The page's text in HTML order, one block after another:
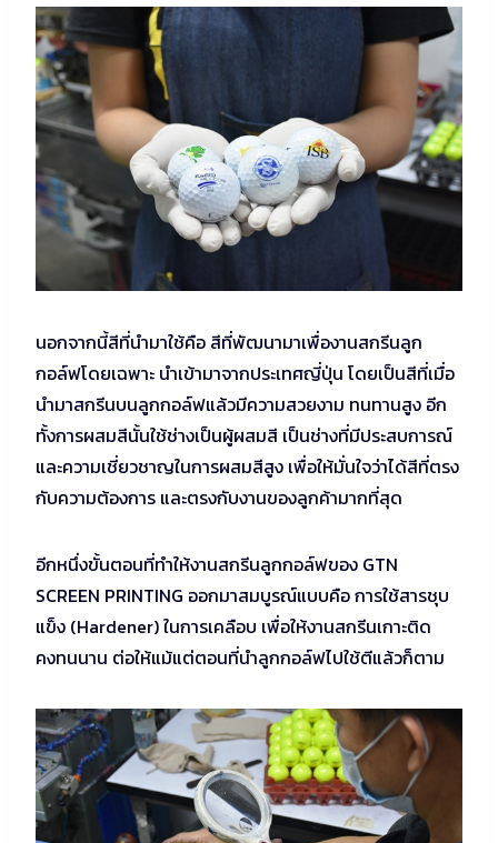
นอกจากนี้สีที่นำมาใช้คือ สีที่พัฒนามาเพื่องานสกรีนลูก
กอล์ฟโดยเฉพาะ นำเข้ามาจากประเทศญี่ปุ่น โดยเป็นสีที่เมื่อ
นำมาสกรีนบนลูกกอล์ฟแล้วมีความสวยงาม ทนทานสูง อีก
ทั้งการผสมสีนั้นใช้ช่างเป็นผู้ผสมสี เป็นช่างที่มีประสบการณ์
และความเชี่ยวชาญในการผสมสีสูง เพื่อให้มั่นใจว่าได้สีที่ตรง
กับความต้องการ และตรงกับงานของลูกค้ามากที่สุด
อีกหนึ่งขั้นตอนที่ทำให้งานสกรีนลูกกอล์ฟของ GTN
SCREEN PRINTING ออกมาสมบูรณ์แบบคือ การใช้สารชุบ
แข็ง (Hardener) ในการเคลือบ เพื่อให้งานสกรีนเกาะติด
คงทนนาน ต่อให้แม้แต่ตอนที่นำลูกกอล์ฟไปใช้ตีแล้วก็ตาม